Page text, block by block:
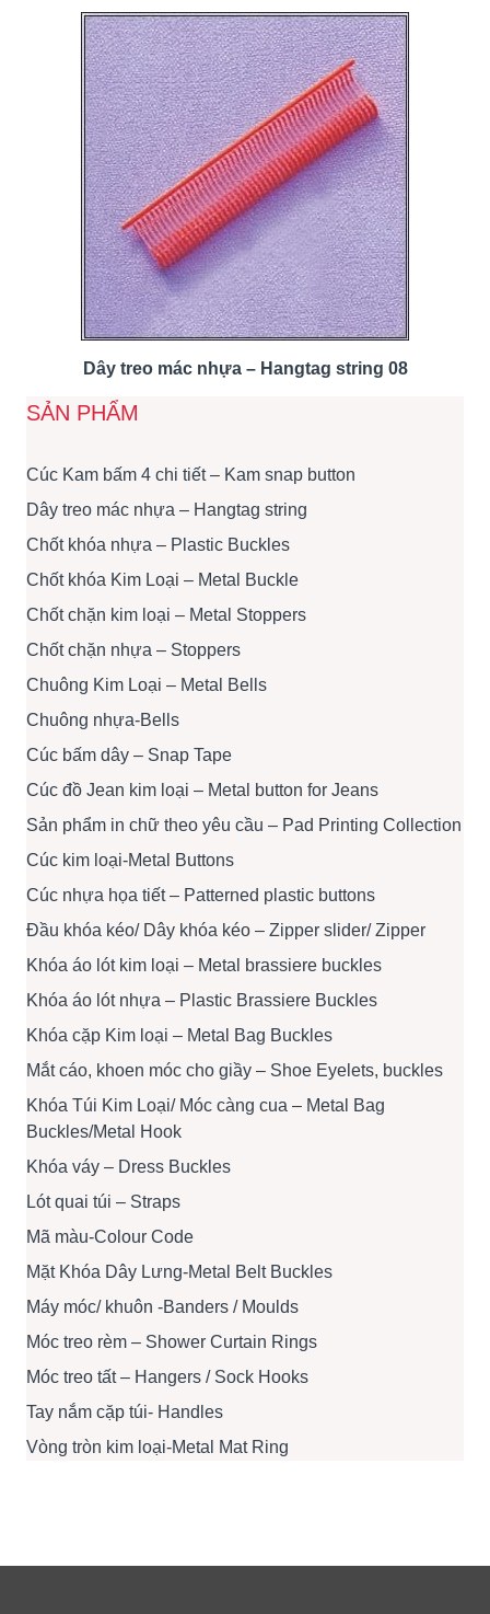
Dây treo mác nhựa – Hangtag string 08
SẢN PHẨM
Cúc Kam bấm 4 chi tiết – Kam snap button
Dây treo mác nhựa – Hangtag string
Chốt khóa nhựa – Plastic Buckles
Chốt khóa Kim Loại – Metal Buckle
Chốt chặn kim loại – Metal Stoppers
Chốt chặn nhựa – Stoppers
Chuông Kim Loại – Metal Bells
Chuông nhựa-Bells
Cúc bấm dây – Snap Tape
Cúc đồ Jean kim loại – Metal button for Jeans
Sản phẩm in chữ theo yêu cầu – Pad Printing Collection
Cúc kim loại-Metal Buttons
Cúc nhựa họa tiết – Patterned plastic buttons
Đầu khóa kéo/ Dây khóa kéo – Zipper slider/ Zipper
Khóa áo lót kim loại – Metal brassiere buckles
Khóa áo lót nhựa – Plastic Brassiere Buckles
Khóa cặp Kim loại – Metal Bag Buckles
Mắt cáo, khoen móc cho giầy – Shoe Eyelets, buckles
Khóa Túi Kim Loại/ Móc càng cua – Metal Bag
Buckles/Metal Hook
Khóa váy – Dress Buckles
Lót quai túi – Straps
Mã màu-Colour Code
Mặt Khóa Dây Lưng-Metal Belt Buckles
Máy móc/ khuôn -Banders / Moulds
Móc treo rèm – Shower Curtain Rings
Móc treo tất – Hangers / Sock Hooks
Tay nắm cặp túi- Handles
Vòng tròn kim loại-Metal Mat Ring